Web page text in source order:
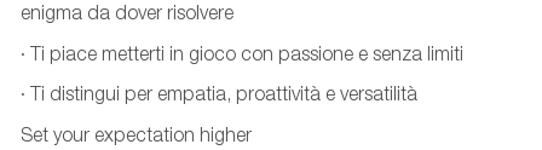
enigma da dover risolvere
· Ti piace metterti in gioco con passione e senza limiti
· Ti distingui per empatia, proattività e versatilità
Set your expectation higher